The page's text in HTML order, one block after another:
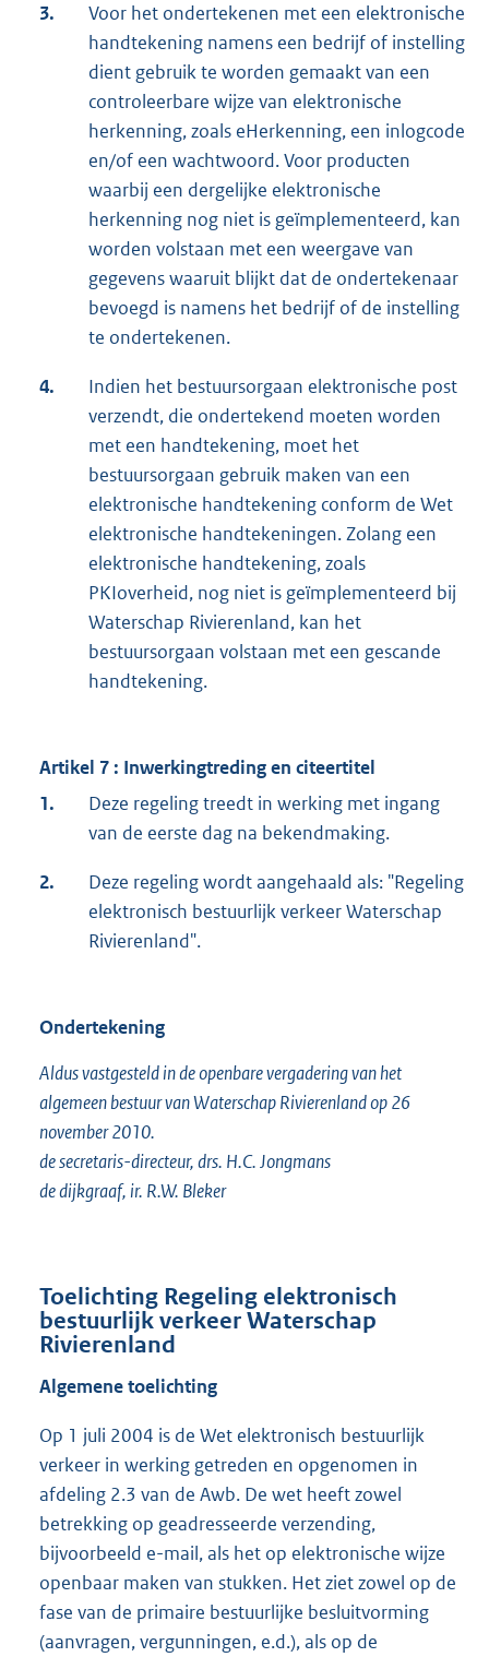
3.
Voor het ondertekenen met een elektronische
handtekening namens een bedrijf of instelling
dient gebruik te worden gemaakt van een
controleerbare wijze van elektronische
herkenning, zoals eHerkenning, een inlogcode
en/of een wachtwoord. Voor producten
waarbij een dergelijke elektronische
herkenning nog niet is geïmplementeerd, kan
worden volstaan met een weergave van
gegevens waaruit blijkt dat de ondertekenaar
bevoegd is namens het bedrijf of de instelling
te ondertekenen.
4.
Indien het bestuursorgaan elektronische post
verzendt, die ondertekend moeten worden
met een handtekening, moet het
bestuursorgaan gebruik maken van een
elektronische handtekening conform de Wet
elektronische handtekeningen. Zolang een
elektronische handtekening, zoals
PKIoverheid, nog niet is geïmplementeerd bij
Waterschap Rivierenland, kan het
bestuursorgaan volstaan met een gescande
handtekening.
Artikel 7 : Inwerkingtreding en citeertitel
1.
Deze regeling treedt in werking met ingang
van de eerste dag na bekendmaking.
2.
Deze regeling wordt aangehaald als: "Regeling
elektronisch bestuurlijk verkeer Waterschap
Rivierenland".
Ondertekening
Aldus vastgesteld in de openbare vergadering van het
algemeen bestuur van Waterschap Rivierenland op 26
november 2010.
de secretaris-directeur, drs. H.C. Jongmans
de dijkgraaf, ir. R.W. Bleker
Toelichting Regeling elektronisch
bestuurlijk verkeer Waterschap
Rivierenland
Algemene toelichting
Op 1 juli 2004 is de Wet elektronisch bestuurlijk
verkeer in werking getreden en opgenomen in
afdeling 2.3 van de Awb. De wet heeft zowel
betrekking op geadresseerde verzending,
bijvoorbeeld e-mail, als het op elektronische wijze
openbaar maken van stukken. Het ziet zowel op de
fase van de primaire bestuurlijke besluitvorming
(aanvragen, vergunningen, e.d.), als op de